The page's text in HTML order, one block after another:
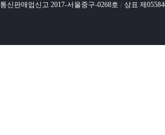
통신판매업신고 2017-서울중구-0268호 / 상표 제